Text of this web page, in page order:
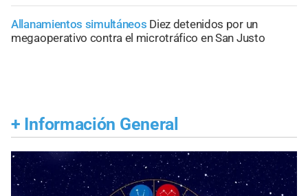
Allanamientos simultáneos Diez detenidos por un
megaoperativo contra el microtráfico en San Justo
+ Información General